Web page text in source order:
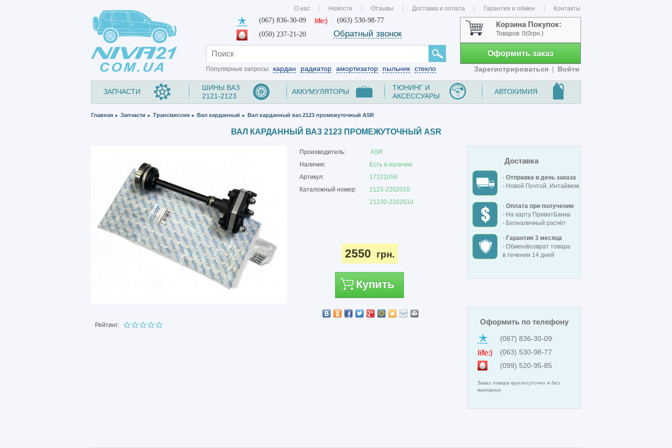
О нас Новости Отзывы Доставка и оплата Гарантия и обмен Контакты
(067) 836-30-09
(063) 530-98-77
(050) 237-21-20
Обратный звонок
Корзина Покупок:
Товаров: 0(0грн.)
Оформить заказ
Зарегистрироваться | Войти
Популярные запросы: кардан радиатор амортизатор пыльник стекло
ЗАПЧАСТИ
ШИНЫ ВАЗ
2121-2123
АККУМУЛЯТОРЫ
ТЮНИНГ И
АКСЕССУАРЫ
АВТОХИМИЯ
Главная ► Запчасти ► Трансмиссия ► Вал карданный ► Вал карданный ваз 2123 промежуточный ASR
ВАЛ КАРДАННЫЙ ВАЗ 2123 ПРОМЕЖУТОЧНЫЙ ASR
Рейтинг:
Производитель:
ASR
Наличие:
Есть в наличии
Артикул:
17221056
Каталожный номер:
2123-2202010
21230-2202010
2550 грн.
Купить
Доставка
- Отправка в день заказа
- Новой Почтой, Интаймом
- Оплата при получении
- На карту ПриватБанка
- Безналичный расчёт
- Гарантия 3 месяца
- Обмен/возврат товара
в течении 14 дней
Оформить по телефону
(067) 836-30-09
(063) 530-98-77
(099) 520-95-85
Заказ товара круглосуточно и без
выходных